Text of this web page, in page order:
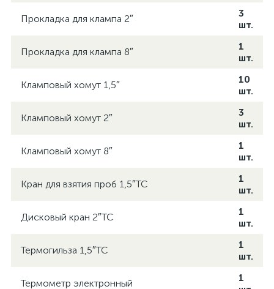
Прокладка для клампа 2″
3
шт.
Прокладка для клампа 8″
1
шт.
Кламповый хомут 1,5″
10
шт.
Кламповый хомут 2″
3
шт.
Кламповый хомут 8″
1
шт.
Кран для взятия проб 1,5″TC
1
шт.
Дисковый кран 2″TC
1
шт.
Термогильза 1,5″TC
1
шт.
Термометр электронный
1